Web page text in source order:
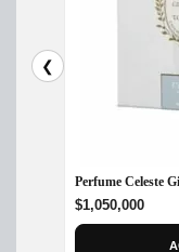
❮
Perfume Celeste
$1,050,000